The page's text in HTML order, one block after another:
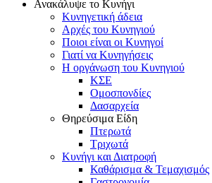
Ανακάλυψε το Κυνήγι
Κυνηγετική άδεια
Αρχές του Κυνηγιού
Ποιοι είναι οι Κυνηγοί
Γιατί να Κυνηγήσεις
Η οργάνωση του Κυνηγιού
ΚΣΕ
Ομοσπονδίες
Δασαρχεία
Θηρεύσιμα Είδη
Πτερωτά
Τριχωτά
Κυνήγι και Διατροφή
Καθάρισμα & Τεμαχισμός